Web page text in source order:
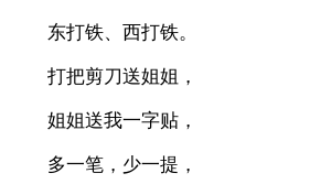
东打铁、西打铁。
打把剪刀送姐姐，
姐姐送我一字贴，
多一笔，少一提，